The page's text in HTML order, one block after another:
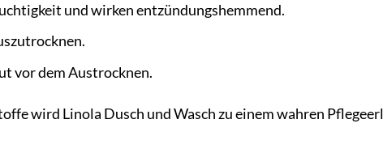
und wirken entzündungshemmend.
vor dem Austrocknen.
wird Linola Dusch und Wasch zu einem wahren